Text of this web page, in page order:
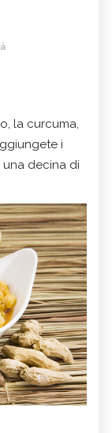
la curcuma,
i
decina di